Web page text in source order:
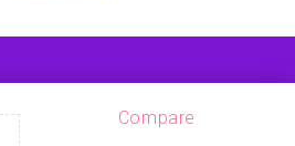
Compare